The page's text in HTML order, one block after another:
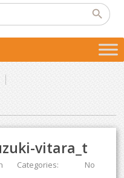
vitara_t
Categories:
No